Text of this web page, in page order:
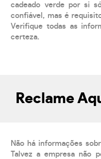
cadeado verde por si
confiável, mas é
Verifique todas as
certeza.
Reclame
Não há informações
Talvez a empresa não